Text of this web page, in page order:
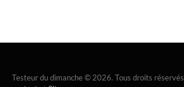
Testeur du dimanche © 2026. Tous droits réservés